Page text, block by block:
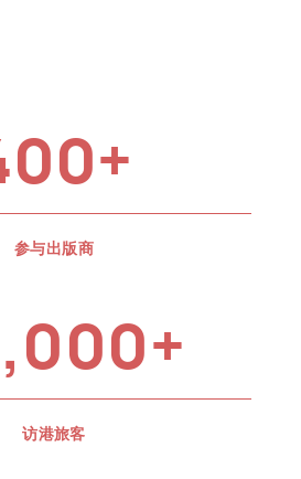
参与出版商
访港旅客